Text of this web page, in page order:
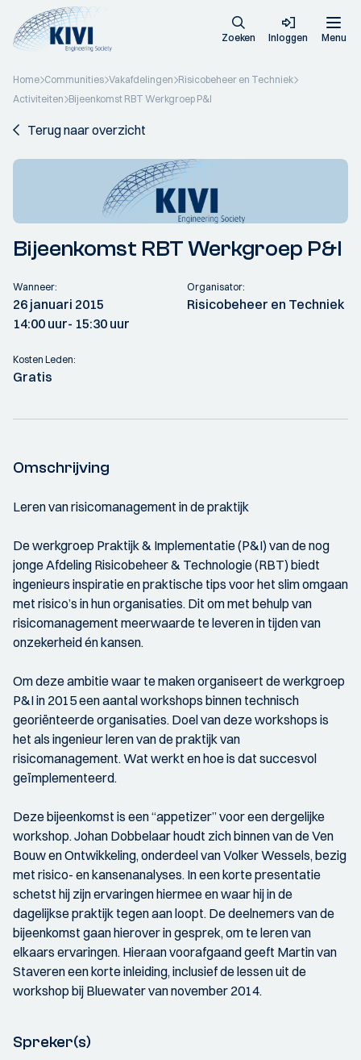
Zoeken Inloggen Menu
Home Communities Vakafdelingen Risicobeheer en Techniek
Activiteiten Bijeenkomst RBT Werkgroep P&I
Terug naar overzicht
Bijeenkomst RBT Werkgroep P&I
Wanneer:
26 januari 2015
14:00 uur- 15:30 uur
Organisator:
Risicobeheer en Techniek
Kosten Leden:
Gratis
Omschrijving
Leren van risicomanagement in de praktijk
De werkgroep Praktijk & Implementatie (P&I) van de nog
jonge Afdeling Risicobeheer & Technologie (RBT) biedt
ingenieurs inspiratie en praktische tips voor het slim omgaan
met risico’s in hun organisaties. Dit om met behulp van
risicomanagement meerwaarde te leveren in tijden van
onzekerheid én kansen.
Om deze ambitie waar te maken organiseert de werkgroep
P&I in 2015 een aantal workshops binnen technisch
georiënteerde organisaties. Doel van deze workshops is
het als ingenieur leren van de praktijk van
risicomanagement. Wat werkt en hoe is dat succesvol
geïmplementeerd.
Deze bijeenkomst is een “appetizer” voor een dergelijke
workshop. Johan Dobbelaar houdt zich binnen van de Ven
Bouw en Ontwikkeling, onderdeel van Volker Wessels, bezig
met risico- en kansenanalyses. In een korte presentatie
schetst hij zijn ervaringen hiermee en waar hij in de
dagelijkse praktijk tegen aan loopt. De deelnemers van de
bijeenkomst gaan hierover in gesprek, om te leren van
elkaars ervaringen. Hieraan voorafgaand geeft Martin van
Staveren een korte inleiding, inclusief de lessen uit de
workshop bij Bluewater van november 2014.
Spreker(s)